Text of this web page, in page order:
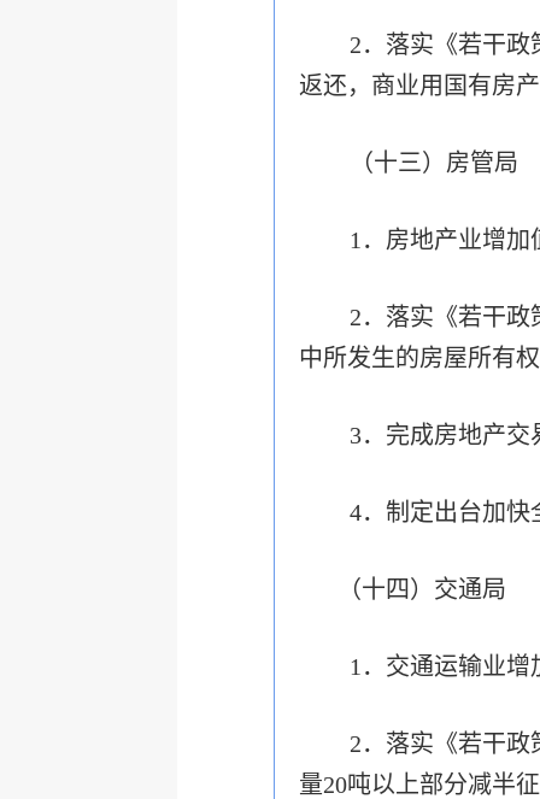
2．落实《若干
返还，商业用国有房
（十三）房管局
1．房地产业增加
2．落实《若干
中所发生的房屋所有
3．完成房地产交
4．制定出台加快
（十四）交通局
1．交通运输业增
2．落实《若干政
量20吨以上部分减半